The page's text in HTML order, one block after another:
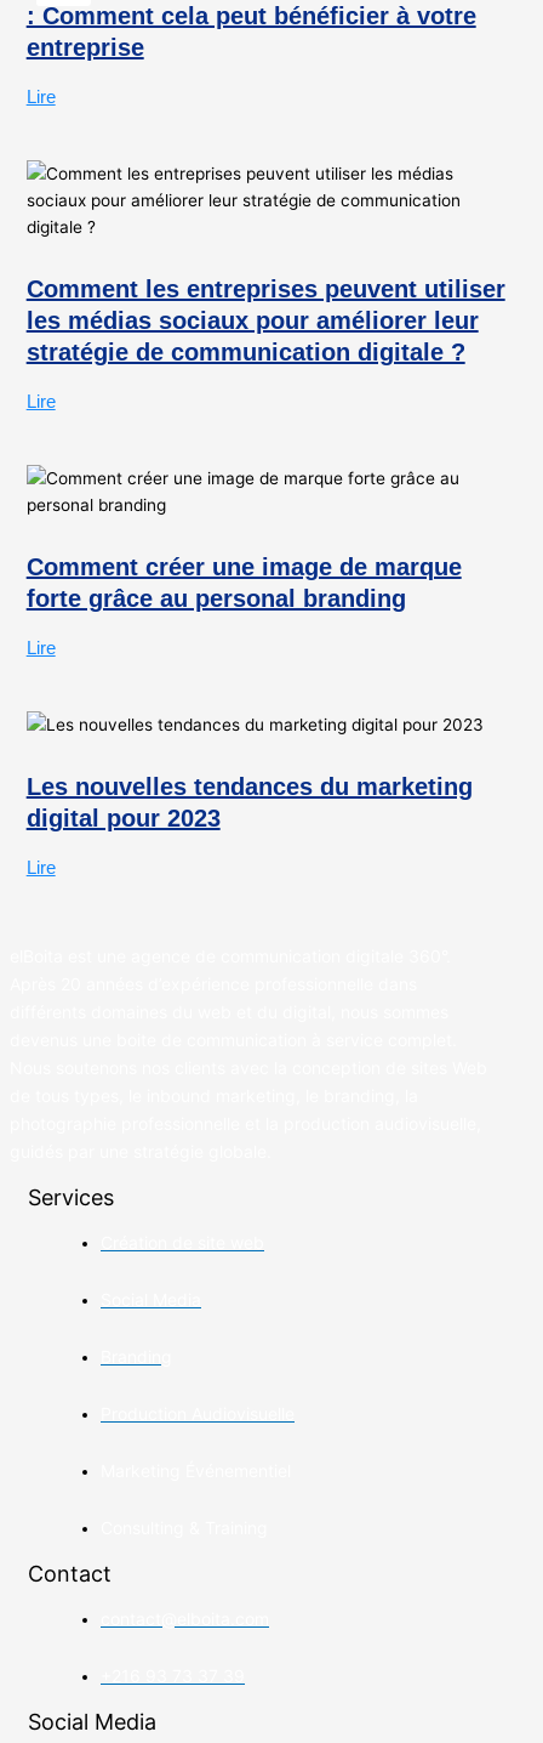
: Comment cela peut bénéficier à votre
entreprise
Lire
Comment les entreprises peuvent utiliser
les médias sociaux pour améliorer leur
stratégie de communication digitale ?
Lire
Comment créer une image de marque
forte grâce au personal branding
Lire
Les nouvelles tendances du marketing
digital pour 2023
Lire
Services
Contact
Social Media